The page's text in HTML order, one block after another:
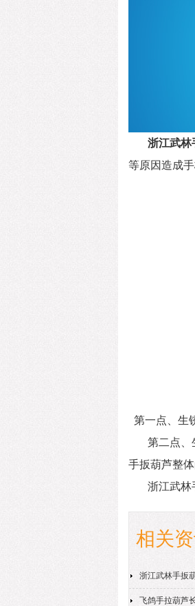
浙江武林
等原因造成
第一点、生
第二点、
手扳葫芦整体
浙江武林
相关
浙江武林手扳
飞鸽手拉葫芦